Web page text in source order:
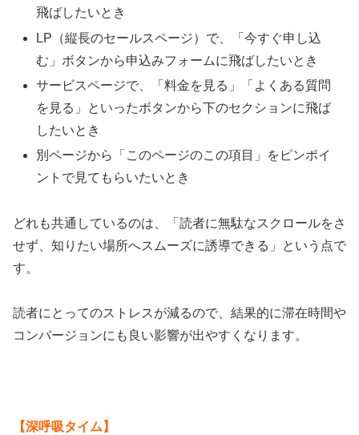
飛ばしたいとき
LP（縦長のセールスページ）で、「今すぐ申し込
む」ボタンから申込みフォームに飛ばしたいとき
サービスページで、「料金を見る」「よくある質問
を見る」といったボタンから下のセクションに飛ば
したいとき
別ページから「このページのこの項目」をピンポイ
ントで見てもらいたいとき
どれも共通しているのは、「読者に無駄なスクロールをさ
せず、知りたい場所へスムーズに誘導できる」という点で
す。
読者にとってのストレスが減るので、結果的に滞在時間や
コンバージョンにも良い影響が出やすくなります。
【深呼吸タイム】